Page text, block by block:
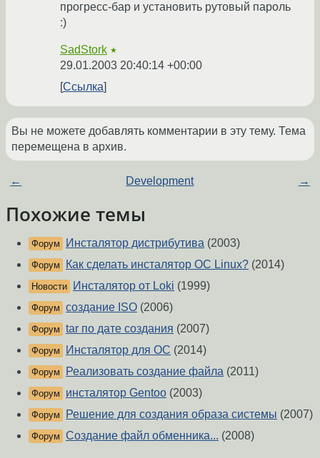
прогресс-бар и установить рутовый пароль
:)
SadStork ★
29.01.2003 20:40:14 +00:00
Ссылка
Вы не можете добавлять комментарии в эту тему. Тема
перемещена в архив.
← Development →
Похожие темы
Форум Инсталятор дистрибутива (2003)
Форум Как сделать инсталятор ОС Linux? (2014)
Новости Инсталятор от Loki (1999)
Форум создание ISO (2006)
Форум tar по дате создания (2007)
Форум Инсталятор для ОС (2014)
Форум Реализовать создание файла (2011)
Форум инсталятор Gentoo (2003)
Форум Решение для создания образа системы (2007)
Форум Создание файл обменника... (2008)